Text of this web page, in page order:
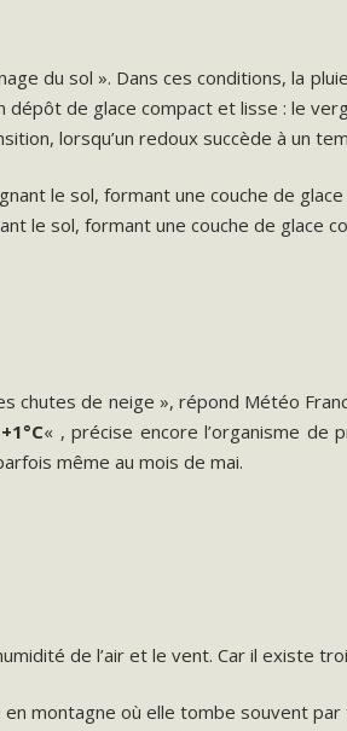
du sol ». Dans ces conditions, la
de glace compact et lisse : le
lorsqu’un redoux succède à un
le sol, formant une couche de glace
de neige », répond Météo
« , précise encore l’organisme de
même au mois de mai.
de l’air et le vent. Car il existe
montagne où elle tombe souvent